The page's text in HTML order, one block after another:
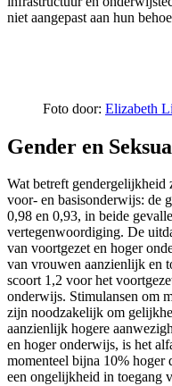
niet aangepast aan hun
Foto door: Elizabeth
Gender en
Wat betreft gendergelijkheid
voor- en basisonderwijs: de
0,98 en 0,93, in beide
vertegenwoordiging. De
van voortgezet en hoger
van vrouwen aanzienlijk en
scoort 1,2 voor het
onderwijs. Stimulansen om
zijn noodzakelijk om
aanzienlijk hogere
en hoger onderwijs, is het
momenteel bijna 10% hoger
een ongelijkheid in toegang